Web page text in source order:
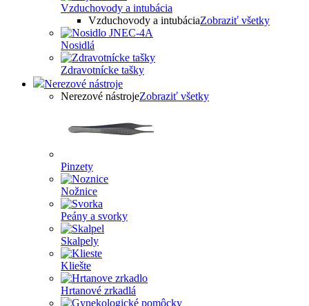
Vzduchovody a intubácia
Vzduchovody a intubáciaZobraziť všetky
Nosidlá
Zdravotnícke tašky
Nerezové nástroje
Nerezové nástrojeZobraziť všetky
Pinzety
Nožnice
Peány a svorky
Skalpely
Kliešte
Hrtanové zrkadlá